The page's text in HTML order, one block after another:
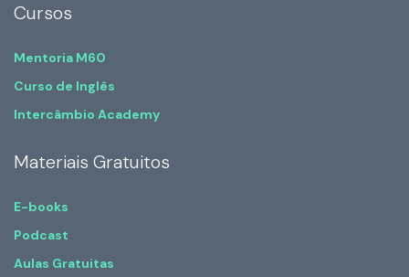
Cursos
Mentoria M60
Curso de Inglês
Intercâmbio Academy
Materiais Gratuitos
E-books
Podcast
Aulas Gratuitas